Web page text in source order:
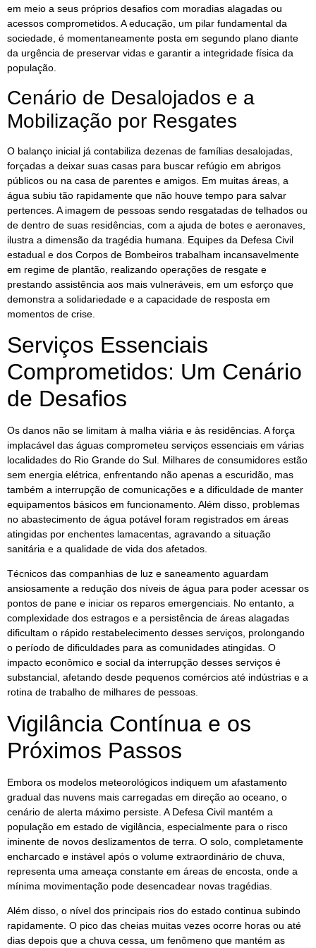
em meio a seus próprios desafios com moradias alagadas ou
acessos comprometidos. A educação, um pilar fundamental da
sociedade, é momentaneamente posta em segundo plano diante
da urgência de preservar vidas e garantir a integridade física da
população.
Cenário de Desalojados e a
Mobilização por Resgates
O balanço inicial já contabiliza dezenas de famílias desalojadas,
forçadas a deixar suas casas para buscar refúgio em abrigos
públicos ou na casa de parentes e amigos. Em muitas áreas, a
água subiu tão rapidamente que não houve tempo para salvar
pertences. A imagem de pessoas sendo resgatadas de telhados ou
de dentro de suas residências, com a ajuda de botes e aeronaves,
ilustra a dimensão da tragédia humana. Equipes da Defesa Civil
estadual e dos Corpos de Bombeiros trabalham incansavelmente
em regime de plantão, realizando operações de resgate e
prestando assistência aos mais vulneráveis, em um esforço que
demonstra a solidariedade e a capacidade de resposta em
momentos de crise.
Serviços Essenciais
Comprometidos: Um Cenário
de Desafios
Os danos não se limitam à malha viária e às residências. A força
implacável das águas comprometeu serviços essenciais em várias
localidades do Rio Grande do Sul. Milhares de consumidores estão
sem energia elétrica, enfrentando não apenas a escuridão, mas
também a interrupção de comunicações e a dificuldade de manter
equipamentos básicos em funcionamento. Além disso, problemas
no abastecimento de água potável foram registrados em áreas
atingidas por enchentes lamacentas, agravando a situação
sanitária e a qualidade de vida dos afetados.
Técnicos das companhias de luz e saneamento aguardam
ansiosamente a redução dos níveis de água para poder acessar os
pontos de pane e iniciar os reparos emergenciais. No entanto, a
complexidade dos estragos e a persistência de áreas alagadas
dificultam o rápido restabelecimento desses serviços, prolongando
o período de dificuldades para as comunidades atingidas. O
impacto econômico e social da interrupção desses serviços é
substancial, afetando desde pequenos comércios até indústrias e a
rotina de trabalho de milhares de pessoas.
Vigilância Contínua e os
Próximos Passos
Embora os modelos meteorológicos indiquem um afastamento
gradual das nuvens mais carregadas em direção ao oceano, o
cenário de alerta máximo persiste. A Defesa Civil mantém a
população em estado de vigilância, especialmente para o risco
iminente de novos deslizamentos de terra. O solo, completamente
encharcado e instável após o volume extraordinário de chuva,
representa uma ameaça constante em áreas de encosta, onde a
mínima movimentação pode desencadear novas tragédias.
Além disso, o nível dos principais rios do estado continua subindo
rapidamente. O pico das cheias muitas vezes ocorre horas ou até
dias depois que a chuva cessa, um fenômeno que mantém as